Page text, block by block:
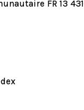
FR 13